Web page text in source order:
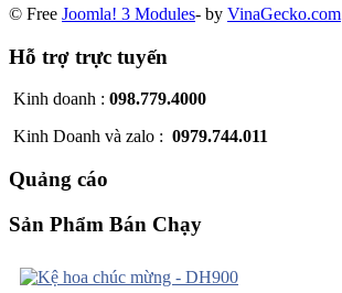
© Free Joomla! 3 Modules- by VinaGecko.com
Hỗ trợ trực tuyến
Kinh doanh : 098.779.4000
Kinh Doanh và zalo : 0979.744.011
Quảng cáo
Sản Phẩm Bán Chạy